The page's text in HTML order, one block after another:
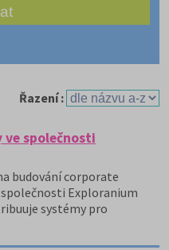
Řazení :
společnosti
budování corporate
Exploranium
systémy pro